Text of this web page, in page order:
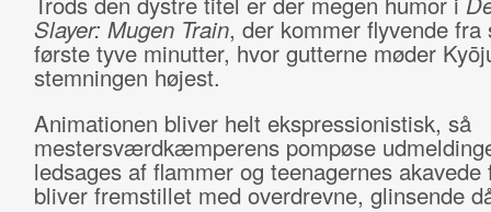
Slayer: Mugen Train, der kommer flyvende fra
første tyve minutter, hvor gutterne møder
stemningen højest.
Animationen bliver helt ekspressionistisk, så
mestersværdkæmperens pompøse
ledsages af flammer og teenagernes akavede
bliver fremstillet med overdrevne, glinsende